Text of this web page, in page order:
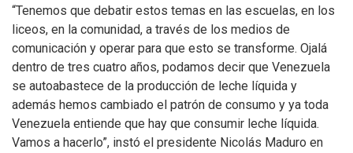
“Tenemos que debatir estos temas en las escuelas, en los
liceos, en la comunidad, a través de los medios de
comunicación y operar para que esto se transforme. Ojalá
dentro de tres cuatro años, podamos decir que Venezuela
se autoabastece de la producción de leche líquida y
además hemos cambiado el patrón de consumo y ya toda
Venezuela entiende que hay que consumir leche líquida.
Vamos a hacerlo”, instó el presidente Nicolás Maduro en